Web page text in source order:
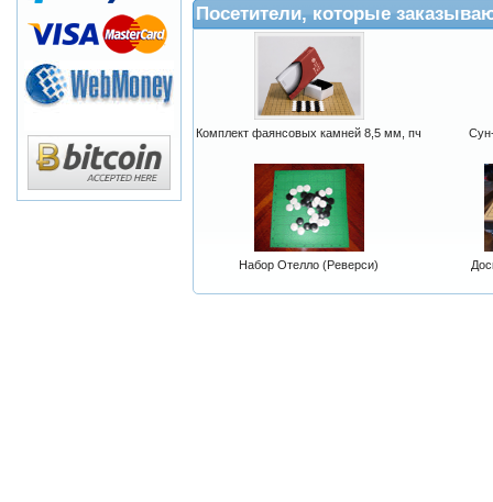
Посетители, которые
Комплект фаянсовых камней 8,5 мм, пч
Набор Отелло (Реверси)